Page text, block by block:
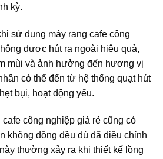
kỳ.
sử dụng máy rang cafe công
được hút ra ngoài hiệu quả,
mùi và ảnh hưởng đến hương vị
có thể đến từ hệ thống quạt hút
bụi, hoạt động yếu.
cafe công nghiệp giá rẻ cũng có
không đồng đều dù đã điều chỉnh
thường xảy ra khi thiết kế lồng